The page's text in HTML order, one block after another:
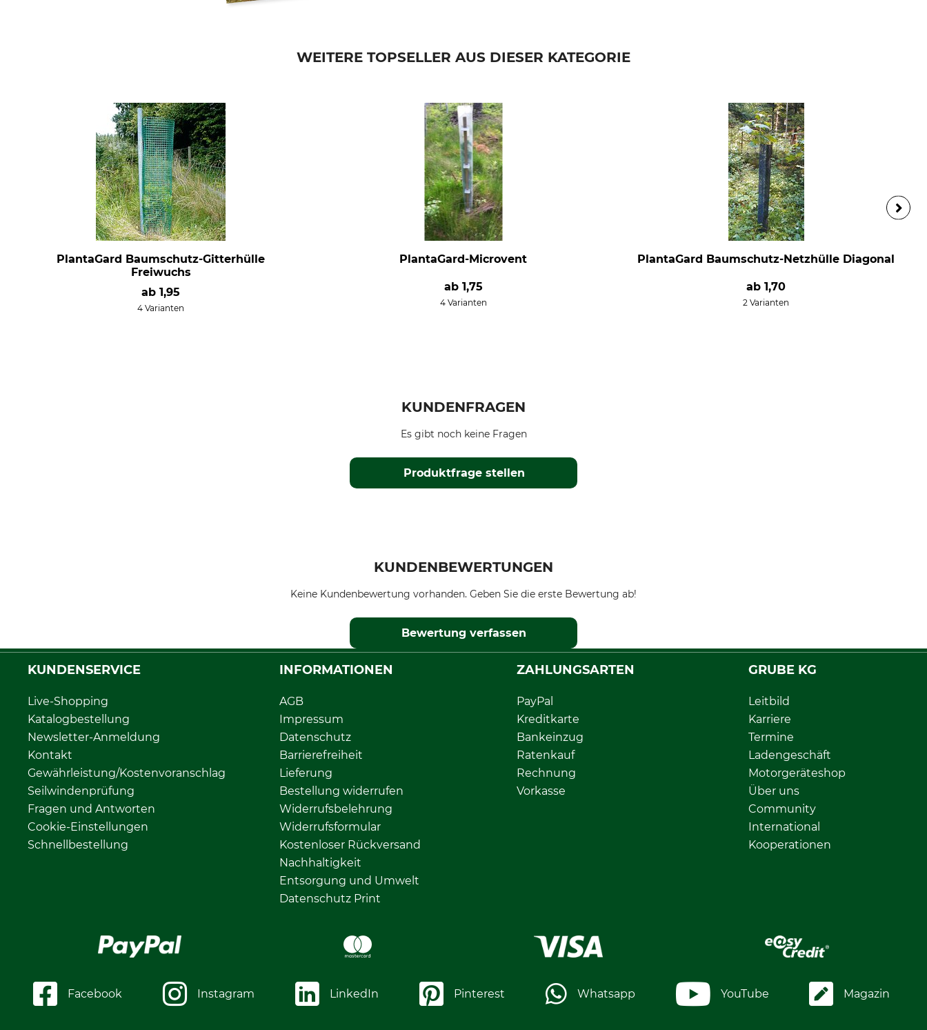
WEITERE TOPSELLER AUS DIESER KATEGORIE
PlantaGard Baumschutz-Gitterhülle
Freiwuchs
ab1,95
4 Varianten
PlantaGard-Microvent
ab 1,75
4 Varianten
PlantaGard Baumschutz-Netzhülle Diagonal
ab1,70
2 Varianten
KUNDENFRAGEN
Produktfrage stellen
Es gibt noch keine Fragen
KUNDENBEWERTUNGEN
Keine Kundenbewertung vorhanden. Geben Sie die erste Bewertung ab!
Bewertung verfassen
KUNDENSERVICE
Live-Shopping
Katalogbestellung
Newsletter-Anmeldung
Kontakt
Gewährleistung/Kostenvoranschlag
Seilwindenprüfung
Fragen und Antworten
Cookie-Einstellungen
Schnellbestellung
INFORMATIONEN
AGB
Impressum
Datenschutz
Barrierefreiheit
Lieferung
Bestellung widerrufen
Widerrufsbelehrung
Widerrufsformular
Kostenloser Rückversand
Nachhaltigkeit
Entsorgung und Umwelt
Datenschutz Print
ZAHLUNGSARTEN
PayPal
Kreditkarte
Bankeinzug
Ratenkauf
Rechnung
Vorkasse
GRUBE KG
Leitbild
Karriere
Termine
Ladengeschäft
Motorgeräteshop
Über uns
Community
International
Kooperationen
Facebook Instagram LinkedIn Pinterest Whatsapp YouTube Magazin